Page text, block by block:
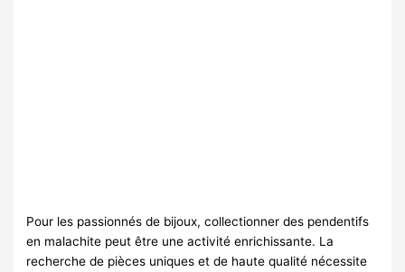
Pour les passionnés de bijoux, collectionner des pendentifs
en malachite peut être une activité enrichissante. La
recherche de pièces uniques et de haute qualité nécessite